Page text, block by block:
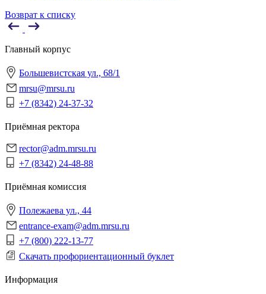
Возврат к списку
Главный корпус
Большевистская ул., 68/1
mrsu@mrsu.ru
+7 (8342) 24-37-32
Приёмная ректора
rector@adm.mrsu.ru
+7 (8342) 24-48-88
Приёмная комиссия
Полежаева ул., 44
entrance-exam@adm.mrsu.ru
+7 (800) 222-13-77
Скачать профориентационный буклет
Информация